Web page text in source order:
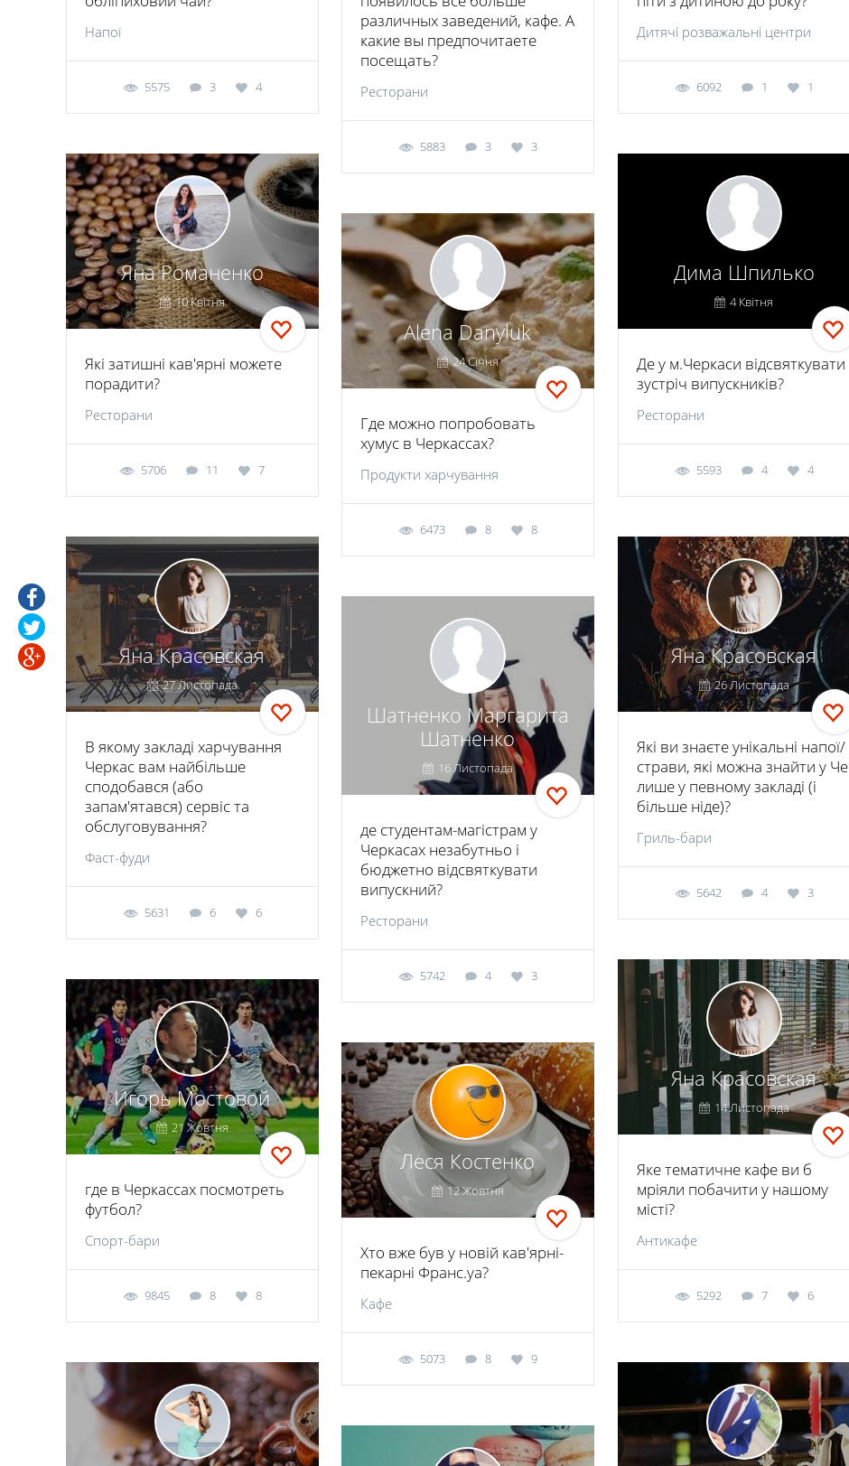
Напої
5575 3 4
различных заведений, кафе. А
какие вы предпочитаете
посещать?
Ресторани
5883 3 3
Дитячі розважальні центри
6092 1 1
Яна Романенко
10 Квітня
Які затишні кав'ярні можете
порадити?
Ресторани
5706 11 7
Дима Шпилько
4 Квітня
Де у м.Черкаси відсвяткувати
зустріч випускників?
Ресторани
5593 4 4
Alena Danyluk
24 Січня
Где можно попробовать
хумус в Черкассах?
Продукти харчування
6473 8 8
Яна Красовская
27 Листопада
В якому закладі харчування
Черкас вам найбільше
сподобався (або
запам'ятався) сервіс та
обслуговування?
Фаст-фуди
5631 6 6
Яна Красовская
26 Листопада
Які ви знаєте унікальні напої/
страви, які можна знайти у Че
лише у певному закладі (і
більше ніде)?
Гриль-бари
5642 4 3
Шатненко Маргарита
Шатненко
16 Листопада
де студентам-магістрам у
Черкасах незабутньо і
бюджетно відсвяткувати
випускний?
Ресторани
5742 4 3
Яна Красовская
14 Листопада
Яке тематичне кафе ви б
мріяли побачити у нашому
місті?
Антикафе
5292 7 6
Игорь Мостовой
21 Жовтня
где в Черкассах посмотреть
футбол?
Спорт-бари
9845 8 8
Леся Костенко
12 Жовтня
Хто вже був у новій кав'ярні-
пекарні Франс.уа?
Кафе
5073 8 9